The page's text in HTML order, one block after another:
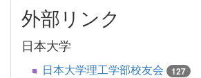
外部リンク
日本大学
日本大学理工学部校友会 127